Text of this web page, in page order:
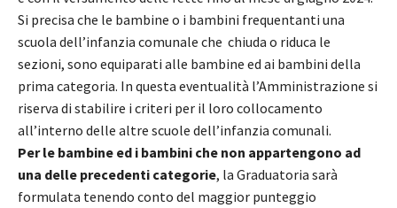
Si precisa che le bambine o i bambini frequentanti una
scuola dell’infanzia comunale che chiuda o riduca le
sezioni, sono equiparati alle bambine ed ai bambini della
prima categoria. In questa eventualità l’Amministrazione si
riserva di stabilire i criteri per il loro collocamento
all’interno delle altre scuole dell’infanzia comunali.
Per le bambine ed i bambini che non appartengono ad
una delle precedenti categorie, la Graduatoria sarà
formulata tenendo conto del maggior punteggio